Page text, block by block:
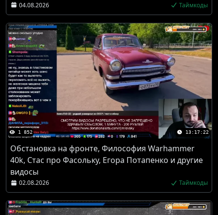
04.08.2026 Таймкоды
1 852 13:17:22
Обстановка на фронте, Философия Warhammer
40k, Стас про Фасольку, Егора Потапенко и другие
видосы
02.08.2026 Таймкоды